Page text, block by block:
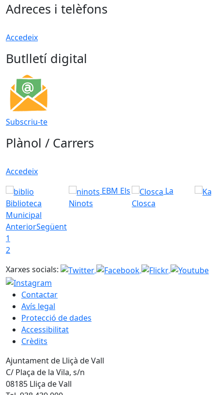
Adreces i telèfons
Accedeix
Butlletí digital
Subscriu-te
Plànol / Carrers
Accedeix
Biblioteca
Municipal
EBM Els
Ninots
La
Closca
AnteriorSegüent
1
2
Xarxes socials:
Contactar
Avís legal
Protecció de dades
Accessibilitat
Crèdits
Ajuntament de Lliçà de Vall
C/ Plaça de la Vila, s/n
08185 Lliça de Vall